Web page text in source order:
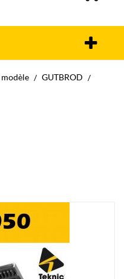
GUTBROD